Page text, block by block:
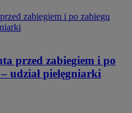
przed zabiegiem i po
udział pielęgniarki